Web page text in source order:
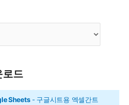
로드
Sheets- 구글시트용 엑셀간트